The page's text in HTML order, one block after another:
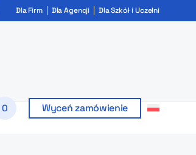
Dla Firm Dla Agencji Dla Szkół i Uczelni
0 Wyceń zamówienie